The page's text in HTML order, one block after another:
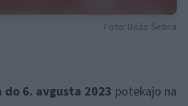
Foto: Božo Šetina
6. avgusta 2023 potekajo na